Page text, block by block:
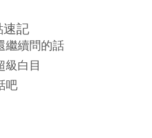
速記
繼續問的話
級白目
吧